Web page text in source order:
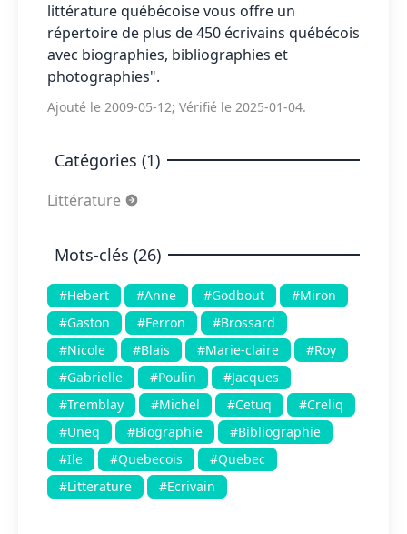
littérature québécoise vous offre un
répertoire de plus de 450 écrivains québécois
avec biographies, bibliographies et
photographies".
Ajouté le 2009-05-12; Vérifié le 2025-01-04.
Catégories (1)
Littérature
Mots-clés (26)
#Hebert #Anne #Godbout
#Miron
#Gaston
#Ferron
#Brossard
#Nicole
#Blais #Marie-claire
#Roy
#Gabrielle
#Poulin
#Jacques
#Tremblay
#Michel #Cetuq
#Creliq
#Uneq
#Biographie
#Bibliographie
#Ile
#Quebecois
#Quebec
#Litterature
#Ecrivain